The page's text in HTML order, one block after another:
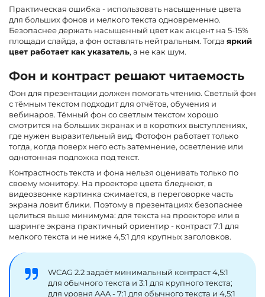
Практическая ошибка - использовать насыщенные цвета
для больших фонов и мелкого текста одновременно.
Безопаснее держать насыщенный цвет как акцент на 5-15%
площади слайда, а фон оставлять нейтральным. Тогда яркий
цвет работает как указатель, а не как шум.
Фон и контраст решают читаемость
Фон для презентации должен помогать чтению. Светлый фон
с тёмным текстом подходит для отчётов, обучения и
вебинаров. Тёмный фон со светлым текстом хорошо
смотрится на больших экранах и в коротких выступлениях,
где нужен выразительный вид. Фотофон работает только
тогда, когда поверх него есть затемнение, осветление или
однотонная подложка под текст.
Контрастность текста и фона нельзя оценивать только по
своему монитору. На проекторе цвета бледнеют, в
видеозвонке картинка сжимается, в переговорке часть
экрана ловит блики. Поэтому в презентациях безопаснее
целиться выше минимума: для текста на проекторе или в
шаринге экрана практичный ориентир - контраст 7:1 для
мелкого текста и не ниже 4,5:1 для крупных заголовков.
WCAG 2.2 задаёт минимальный контраст 4,5:1
для обычного текста и 3:1 для крупного текста;
для уровня AAA - 7:1 для обычного текста и 4,5:1